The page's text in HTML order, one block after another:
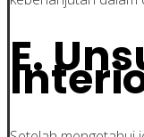
E.